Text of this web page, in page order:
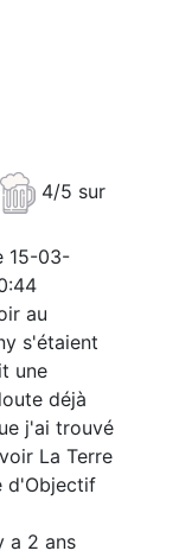
4/5 sur
15-03-
au
s'étaient
une
déjà
j'ai trouvé
La Terre
d'Objectif
a 2 ans